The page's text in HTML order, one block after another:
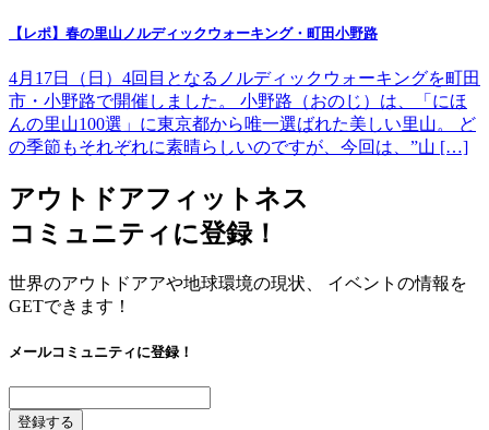
【レポ】春の里山ノルディックウォーキング・町田小野路
4月17日（日）4回目となるノルディックウォーキングを町田
市・小野路で開催しました。 小野路（おのじ）は、「にほ
んの里山100選」に東京都から唯一選ばれた美しい里山。 ど
の季節もそれぞれに素晴らしいのですが、今回は、”山 […]
アウトドアフィットネス
コミュニティに登録！
世界のアウトドアアや地球環境の現状、 イベントの情報を
GETできます！
メールコミュニティに登録！